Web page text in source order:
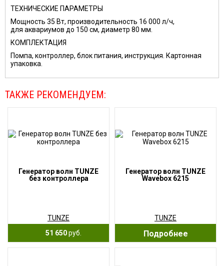
ТЕХНИЧЕСКИЕ ПАРАМЕТРЫ
Мощность 35 Вт, производительность 16 000 л/ч,
для аквариумов до 150 см, диаметр 80 мм.
КОМПЛЕКТАЦИЯ
Помпа, контроллер, блок питания, инструкция. Картонная
упаковка.
ТАКЖЕ РЕКОМЕНДУЕМ:
Генератор волн TUNZE
без контроллера
TUNZE
51 650руб.
Генератор волн TUNZE
Wavebox 6215
TUNZE
Подробнее